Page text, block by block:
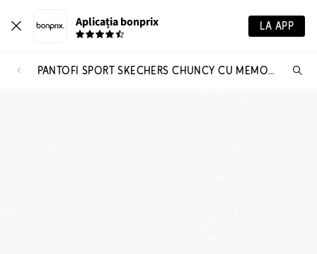
Aplicația bonprix LA APP
PANTOFI SPORT SKECHERS CHUNCY CU MEMORY FOAM